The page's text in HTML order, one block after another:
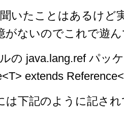
いたことはあるけど
がないのでこれで遊
の java.lang.ref パッ
extends
は下記のように記さ